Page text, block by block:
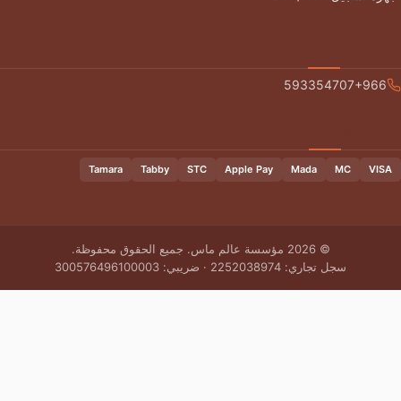
Mada
Apple Pay
STC
Tabby
Tamara